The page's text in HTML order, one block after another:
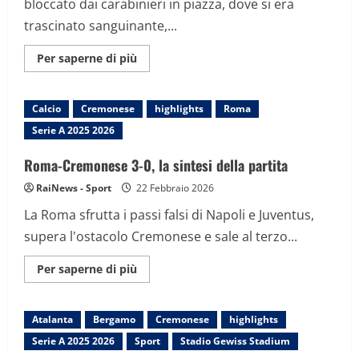
bloccato dai carabinieri in piazza, dove si era
trascinato sanguinante,...
Per saperne di più
informazioni
lite
in
un
bar
e
sotto
ucciso
coltellate
Cremonese
Calcio Cremonese highlights
Roma
Serie A 2025 2026
Roma-Cremonese 3-0, la sintesi della partita
RaiNews - Sport 22 Febbraio 2026
La Roma sfrutta i passi falsi di Napoli e Juventus,
supera l'ostacolo Cremonese e sale al terzo...
Per saperne di più
informazioni
Cremonese
0,
la
Atalanta Bergamo Cremonese
highlights
Serie A 2025 2026
Sport Stadio Gewiss Stadium